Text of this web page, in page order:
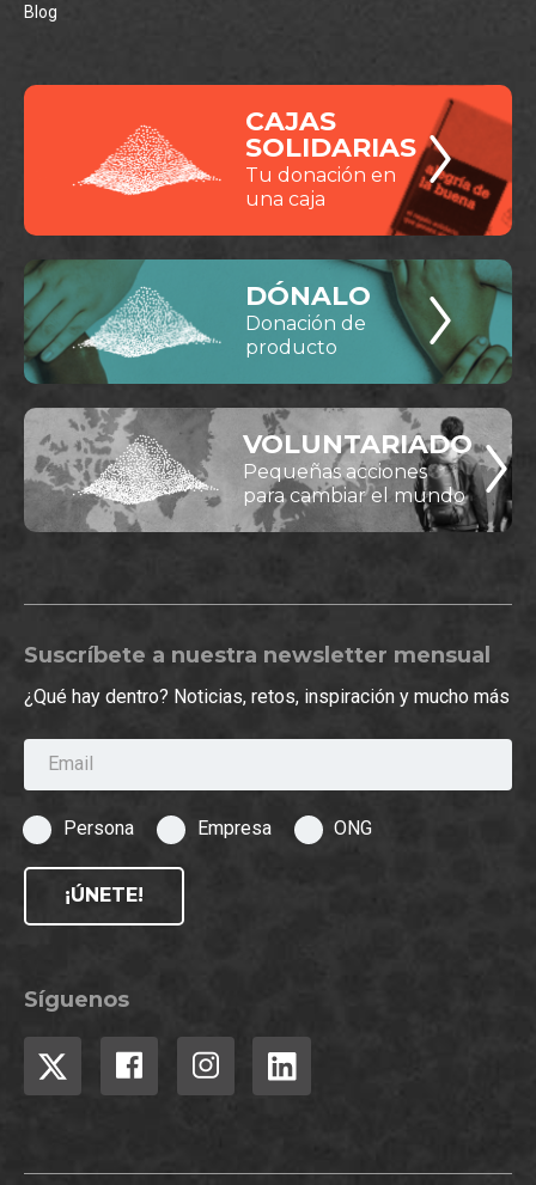
Blog
CAJAS
SOLIDARIAS
Tu donación en
una caja
DÓNALO
Donación de
producto
VOLUNTARIADO
Pequeñas acciones
para cambiar el mundo
Suscríbete a nuestra newsletter mensual
¿Qué hay dentro? Noticias, retos, inspiración y mucho más
Email
Persona Empresa ONG
¡ÚNETE!
Síguenos